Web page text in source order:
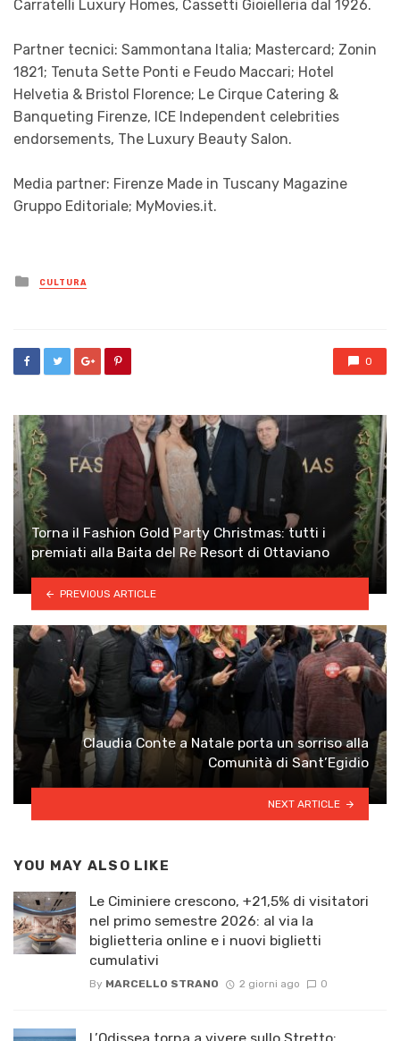
Carratelli Luxury Homes, Cassetti Gioielleria dal 1926.
Partner tecnici: Sammontana Italia; Mastercard; Zonin
1821; Tenuta Sette Ponti e Feudo Maccari; Hotel
Helvetia & Bristol Florence; Le Cirque Catering &
Banqueting Firenze, ICE Independent celebrities
endorsements, The Luxury Beauty Salon.
Media partner: Firenze Made in Tuscany Magazine
Gruppo Editoriale; MyMovies.it.
Posted
in
CULTURA
0
Torna il Fashion Gold Party Christmas: tutti i
premiati alla Baita del Re Resort di Ottaviano
PREVIOUS ARTICLE
Claudia Conte a Natale porta un sorriso alla
Comunità di Sant’Egidio
NEXT ARTICLE
YOU MAY ALSO LIKE
Le Ciminiere crescono, +21,5% di visitatori
nel primo semestre 2026: al via la
biglietteria online e i nuovi biglietti
cumulativi
By MARCELLO STRANO 2 giorni ago 0